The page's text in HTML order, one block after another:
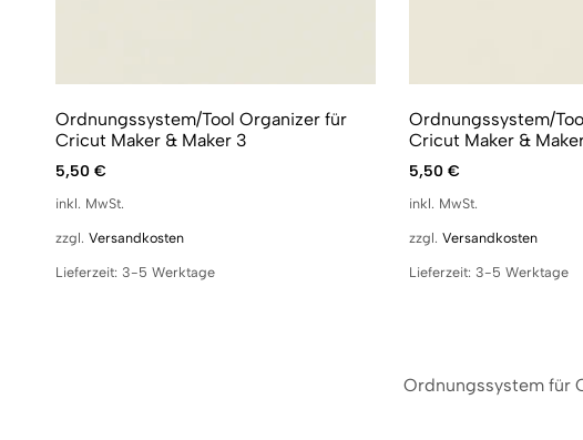
Ordnungssystem/Tool Organizer für
Cricut Maker & Maker 3
5,50 €
inkl. MwSt.
zzgl. Versandkosten
Lieferzeit: 3-5 Werktage
Ordnungssystem/
Cricut Maker &
5,50 €
inkl. MwSt.
zzgl. Versandkosten
Lieferzeit: 3-5 Werktage
Ordnungssystem für